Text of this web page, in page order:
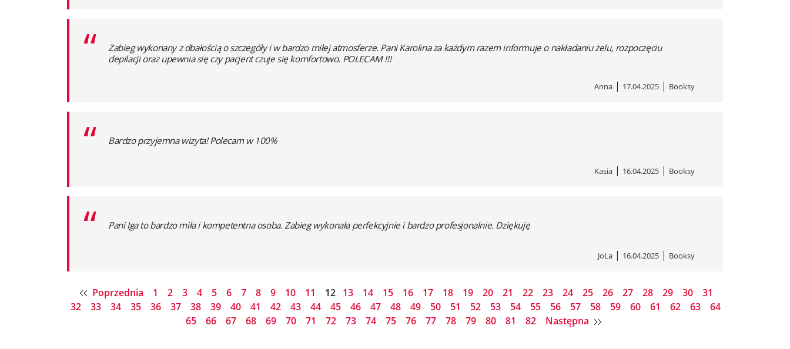
“
Zabieg wykonany z dbałością o szczegóły i w bardzo miłej atmosferze. Pani Karolina za każdym razem informuje o nakładaniu żelu, rozpoczęciu
depilacji oraz upewnia się czy pacjent czuje się komfortowo. POLECAM !!!
Anna | 17.04.2025 | Booksy
“ Bardzo przyjemna wizyta! Polecam w 100%
Kasia | 16.04.2025 | Booksy
“ Pani Iga to bardzo miła i kompetentna osoba. Zabieg wykonała perfekcyjnie i bardzo profesjonalnie. Dziękuję
JoLa | 16.04.2025 | Booksy
Poprzednia 1 2 3 4 5 6 7 8 9 10 11 12 13 14 15 16 17 18 19 20 21 22 23 24 25 26 27 28 29 30
31
32
33 34 35 36 37 38 39 40 41 42 43 44 45 46 47 48 49 50 51 52 53 54 55 56 57 58 59 60 61 62 63
64
65
66 67 68 69 70 71 72 73 74 75 76 77 78 79 80 81 82 Następna